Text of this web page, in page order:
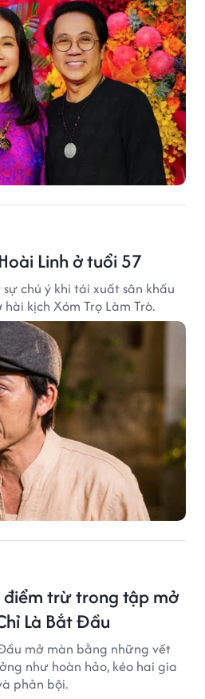
Linh ở tuổi 57
chú ý khi tái xuất sân khấu
kịch Xóm Trọ Làm Trò.
điểm trừ trong tập mở
Là Bắt Đầu
mở màn bằng những vết
như hoàn hảo, kéo hai gia
phản bội.